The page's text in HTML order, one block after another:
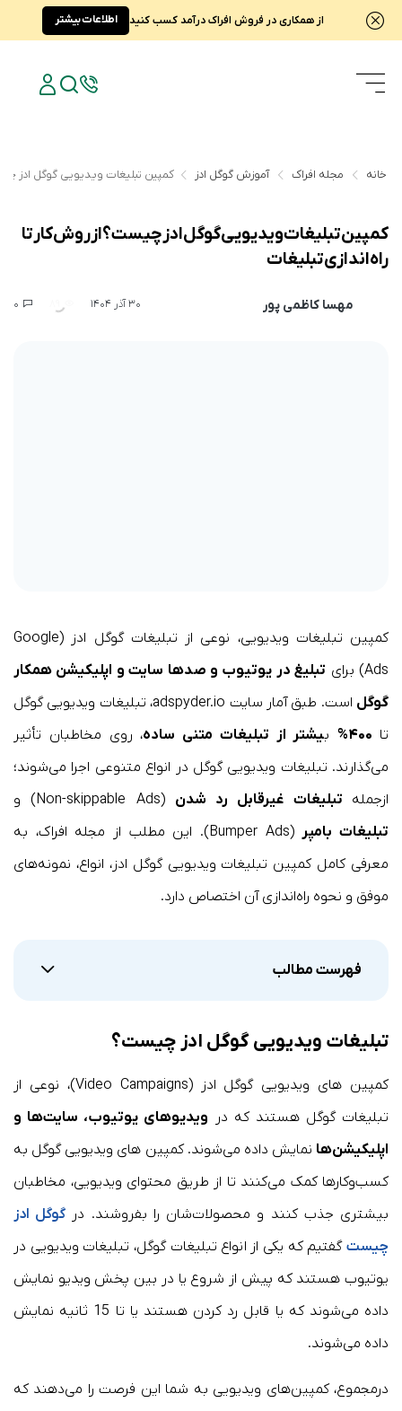
از همکاری در فروش افراک درآمد کسب کنید اطلاعات بیشتر
خانه مجله افراک آموزش گوگل ادز کمپین تبلیغات ویدیویی گوگل ادز
کمپین تبلیغات ویدیویی گوگل ادز چیست؟ از روش کار تا
راه‌اندازی تبلیغات
مهسا کاظمی پور 30 آذر 1404
کمپین تبلیغات ویدیویی، نوعی از تبلیغات گوگل ادز (Google
Ads) برای
تبلیغ در یوتیوب و صدها سایت و اپلیکیشن همکار
گوگل
است. طبق آمار سایت adspyder.io، تبلیغات ویدیویی گوگل
تا
بیشتر از تبلیغات متنی ساده، روی مخاطبان تأثیر
می‌گذارند. تبلیغات ویدیویی گوگل در انواع متنوعی اجرا می‌شوند؛
ازجمله تبلیغات غیرقابل رد شدن (Non-skippable Ads) و
تبلیغات بامپر
(Bumper Ads). این مطلب از مجله افراک، به
معرفی کامل کمپین تبلیغات ویدیویی گوگل ادز، انواع، نمونه‌های
موفق و نحوه راه‌اندازی آن اختصاص دارد.
فهرست مطالب
تبلیغات ویدیویی گوگل ادز چیست؟
کمپین های ویدیویی گوگل ادز (Video Campaigns)، نوعی از
تبلیغات گوگل هستند که در ویدیوهای یوتیوب، سایت‌ها و
اپلیکیشن‌ها نمایش داده می‌شوند. کمپین های ویدیویی گوگل به
کسب‌وکارها کمک می‌کنند تا از طریق محتوای ویدیویی، مخاطبان
بیشتری جذب کنند و محصولات‌شان را بفروشند. در گوگل ادز
چیست گفتیم که یکی از انواع تبلیغات گوگل، تبلیغات ویدیویی در
یوتیوب هستند که پیش از شروع یا در بین پخش ویدیو نمایش
داده می‌شوند که یا قابل رد کردن هستند یا تا 15 ثانیه نمایش
داده می‌شوند.
درمجموع، کمپین‌های ویدیویی به شما این فرصت را می‌دهند که